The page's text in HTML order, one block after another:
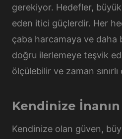
gerekiyor. Hedefler,
eden itici güçlerdir. Her
çaba harcamaya ve daha
doğru ilerlemeye teşvik
ölçülebilir ve zaman sınırlı
Kendinize İnanın
Kendinize olan güven,